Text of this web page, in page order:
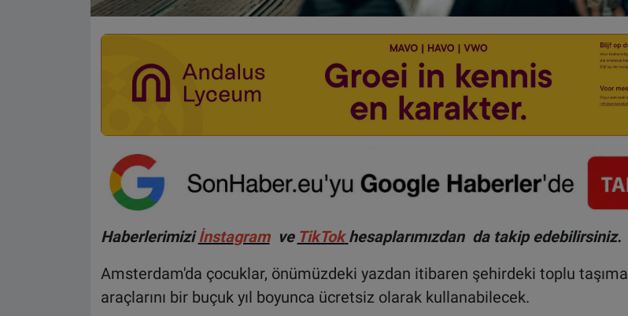
Haberlerimizi İnstagram ve TikTok hesaplarımızdan da takip edebilirsiniz.
Amsterdam'da çocuklar, önümüzdeki yazdan itibaren şehirdeki toplu taşıma
araçlarını bir buçuk yıl boyunca ücretsiz olarak kullanabilecek.